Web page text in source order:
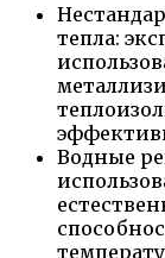
тепла:
Водные